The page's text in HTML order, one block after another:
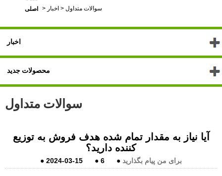
اصلی
> اخبار > سوالات متداول
اخبار
محصولات جدید
سوالات متداول
آیا نیاز به مقدار تمام شده هدف فروش به توزیع
کننده دارید؟
● 2024-03-15 ● 6 ● برای من پیام بگذارید